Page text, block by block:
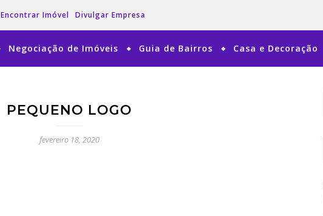
Encontrar Imóvel Divulgar Empresa
Negociação de Imóveis Guia de Bairros Casa e Decoração
PEQUENO LOGO
fevereiro 18, 2020